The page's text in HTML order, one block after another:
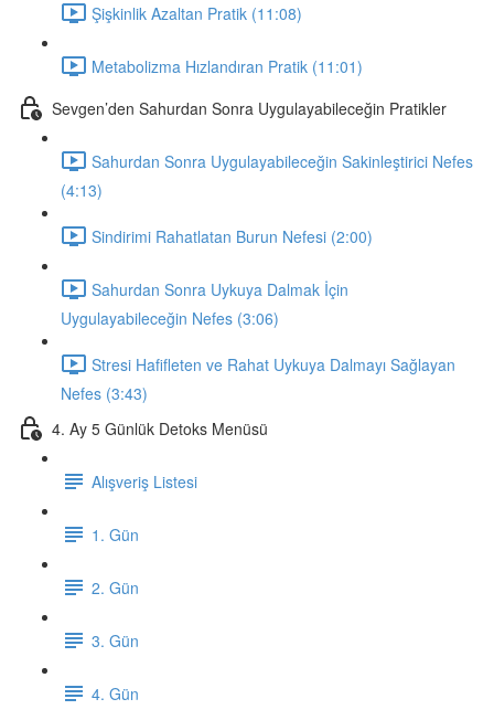
Şişkinlik Azaltan Pratik (11:08)
Metabolizma Hızlandıran Pratik (11:01)
Sevgen’den Sahurdan Sonra Uygulayabileceğin Pratikler
Sahurdan Sonra Uygulayabileceğin Sakinleştirici Nefes
(4:13)
Sindirimi Rahatlatan Burun Nefesi (2:00)
Sahurdan Sonra Uykuya Dalmak İçin
Uygulayabileceğin Nefes (3:06)
Stresi Hafifleten ve Rahat Uykuya Dalmayı Sağlayan
Nefes (3:43)
4. Ay 5 Günlük Detoks Menüsü
Alışveriş Listesi
1. Gün
2. Gün
3. Gün
4. Gün